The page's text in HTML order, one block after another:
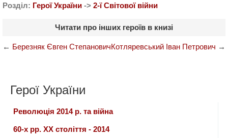
Розділ: Герої України -> 2-ї Світової війни
Читати про інших героїв в книзі
← Березняк Євген СтепановичКотляревський Іван Петрович →
Герої України
Революція 2014 р. та війна
60-х рр. ХХ століття - 2014